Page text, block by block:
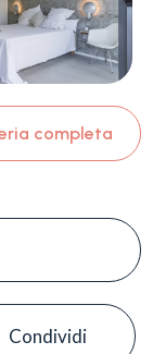
completa
Condividi